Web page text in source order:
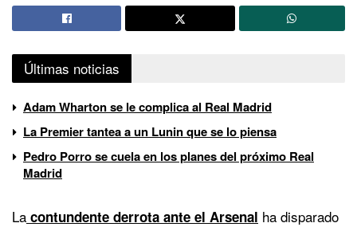
Últimas noticias
Adam Wharton se le complica al Real Madrid
La Premier tantea a un Lunin que se lo piensa
Pedro Porro se cuela en los planes del próximo Real
Madrid
La contundente derrota ante el Arsenal ha disparado